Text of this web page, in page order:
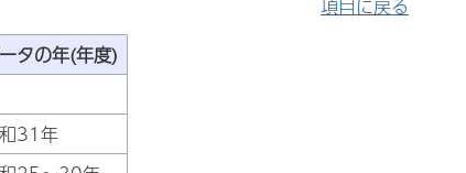
項目に戻る
タの年(年度)
31年